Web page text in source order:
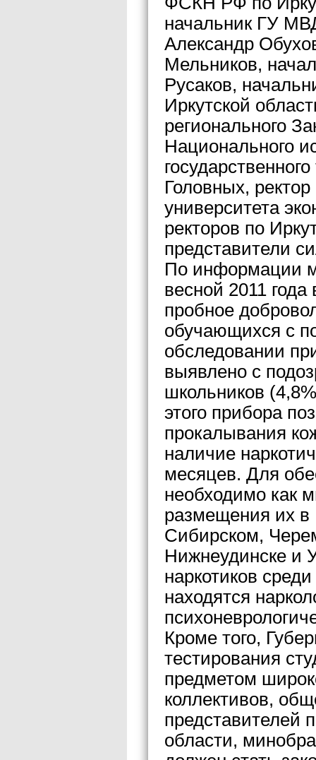
начальник ГУ
Александр
Мельников,
Русаков,
Иркутской
регионального
Национального
Головных, ректор
университета
ректоров по
представители
По информации
весной 2011
пробное
обучающихся с
обследовании
выявлено с
школьников
этого прибора
прокалывания
наличие
месяцев. Для
необходимо как
размещения их в
Сибирском,
Нижнеудинске и
наркотиков
находятся
Кроме того,
тестирования
предметом
коллективов,
представителей
области,